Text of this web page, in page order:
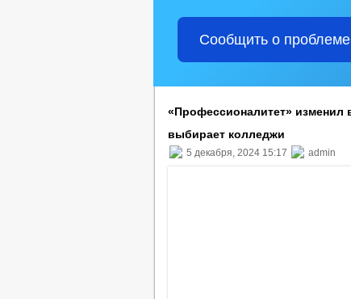
Сообщить о проблеме
«Профессионалитет» изменил
выбирает колледжи
5 декабря, 2024 15:17 admin